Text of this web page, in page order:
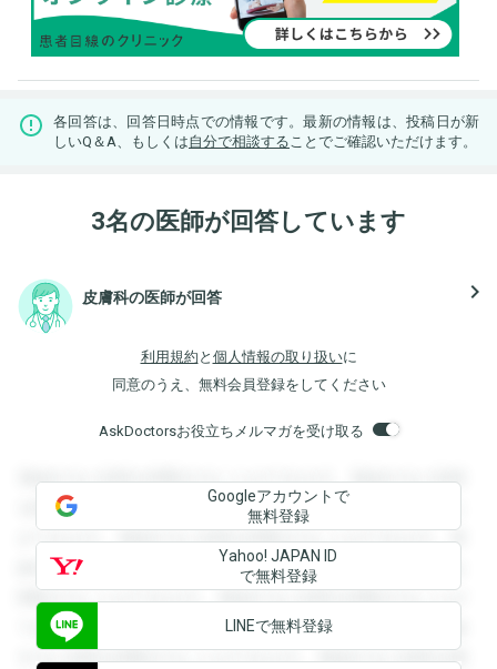
各回答は、回答日時点での情報です。最新の情報は、投稿日が新
しいQ＆A、もしくは自分で相談する ことでご確認いただけます。
3名の医師が回答しています
皮膚科の医師が回答 navigate_next
利用規約 と 個人情報の取り扱いに
同意のうえ、無料会員登録をしてください
AskDoctorsお役立ちメルマガを受け取る
登録すると回答を閲覧することができます。登録すると回答
を閲覧することができます。登録すると回答を閲覧すること
ができます。登録すると回答を閲覧することができます。登
録すると回答を閲覧することができます。登録すると回答を
閲覧することができます。登録すると回答を閲覧することが
できます。登録すると回答を閲覧することができます。登録
すると回答を閲覧することができます。登録すると回答を閲
Googleアカウントで
無料登録
Yahoo! JAPAN ID
で無料登録
LINEで無料登録